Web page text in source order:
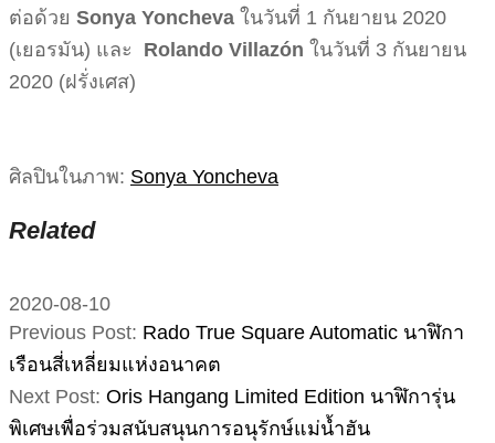
ต่อด้วย Sonya Yoncheva ในวันที่ 1 กันยายน 2020
(เยอรมัน) และ Rolando Villazón ในวันที่ 3 กันยายน
2020 (ฝรั่งเศส)
ศิลปินในภาพ: Sonya Yoncheva
Related
2020-08-10
Previous Post: Rado True Square Automatic นาฬิกา
เรือนสี่เหลี่ยมแห่งอนาคต
Next Post: Oris Hangang Limited Edition นาฬิการุ่น
พิเศษเพื่อร่วมสนับสนุนการอนุรักษ์แม่น้ำฮัน